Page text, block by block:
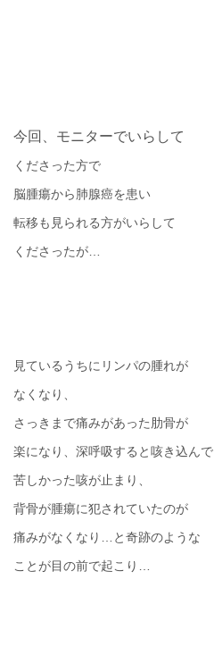
今回、モニターでいらして
くださった方で
脳腫瘍から肺腺癌を患い
転移も見られる方がいらして
くださったが
見ているうちにリンパの腫れが
なくなり、
さっきまで痛みがあった肋骨が
楽になり、深呼吸すると咳き込んで
苦しかった咳が止まり、
背骨が腫瘍に犯されていたのが
痛みがなくなり
と奇跡のような
ことが目の前で起こり